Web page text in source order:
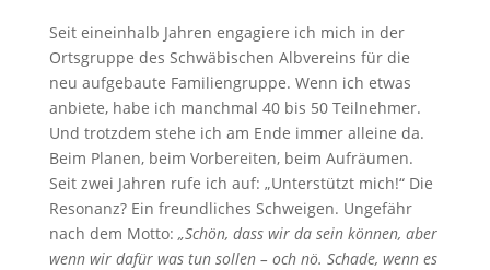
Seit eineinhalb Jahren engagiere ich mich in der
Ortsgruppe des Schwäbischen Albvereins für die
neu aufgebaute Familiengruppe. Wenn ich etwas
anbiete, habe ich manchmal 40 bis 50 Teilnehmer.
Und trotzdem stehe ich am Ende immer alleine da.
Beim Planen, beim Vorbereiten, beim Aufräumen.
Seit zwei Jahren rufe ich auf: „Unterstützt mich!“ Die
Resonanz? Ein freundliches Schweigen. Ungefähr
nach dem Motto: „Schön, dass wir da sein können, aber
wenn wir dafür was tun sollen – och nö. Schade, wenn es